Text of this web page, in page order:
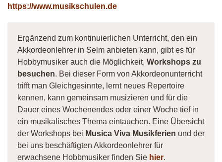
https://www.musikschulen.de
Ergänzend zum kontinuierlichen Unterricht, den ein
Akkordeonlehrer in Selm anbieten kann, gibt es für
Hobbymusiker auch die Möglichkeit, Workshops zu
besuchen. Bei dieser Form von Akkordeonunterricht
trifft man Gleichgesinnte, lernt neues Repertoire
kennen, kann gemeinsam musizieren und für die
Dauer eines Wochenendes oder einer Woche tief in
ein musikalisches Thema eintauchen. Eine Übersicht
der Workshops bei Musica Viva Musikferien und der
bei uns beschäftigten Akkordeonlehrer für
erwachsene Hobbmusiker finden Sie hier.